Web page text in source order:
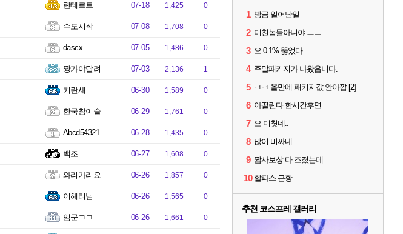
란테르트 07-18 1,425 0
수도시작 07-08 1,708 0
dascx 07-05 1,486 0
짱가야달려 07-03 2,136 1
키란새 06-30 1,589 0
한국참이슬 06-29 1,761 0
Abcd54321 06-28 1,435 0
백조 06-27 1,608 0
와리가리요 06-26 1,857 0
이해리님 06-26 1,565 0
임군ㄱㄱ 06-26 1,661 0
1 방금 일어난일
2 미친놈들아니야 ㅡㅡ
3 오 0.1% 뚫었다
4 주말패키지가 나왔읍니다.
5 ㅋㅋ 올만에 패키지값 안아깝 [2]
6 아떨린다 한시간후면
7 오 미쳣네..
8 많이 비싸네
9 짭사보상 다 조졌는데
10 할파스 근황
추천 코스프레 갤러리